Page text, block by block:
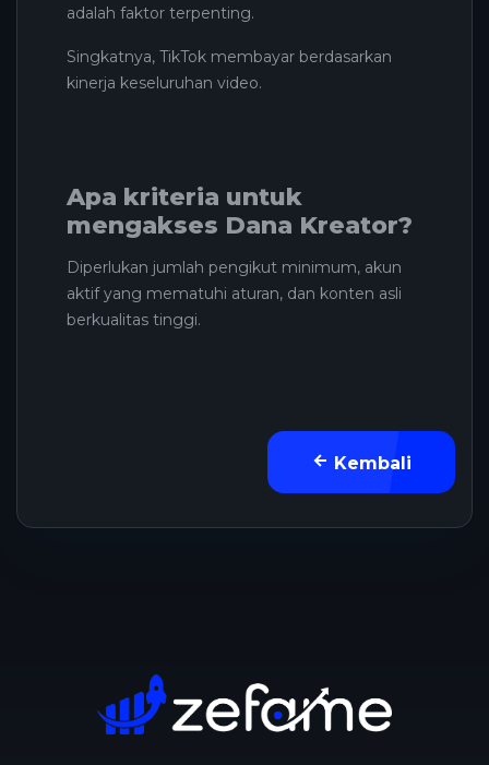
adalah faktor terpenting.
Singkatnya, TikTok membayar berdasarkan
kinerja keseluruhan video.
Apa kriteria untuk
mengakses Dana Kreator?
Diperlukan jumlah pengikut minimum, akun
aktif yang mematuhi aturan, dan konten asli
berkualitas tinggi.
Kembali